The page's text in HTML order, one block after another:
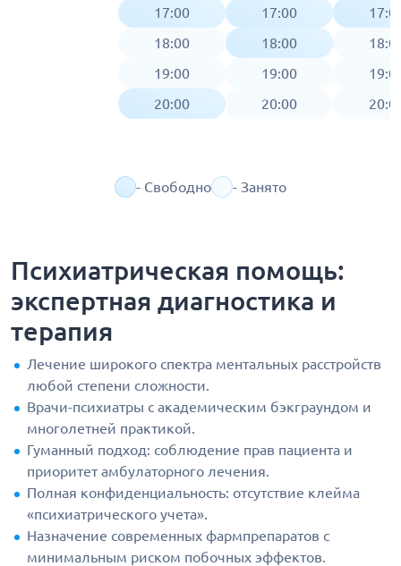
17:00
18:00
19:00
20:00
17:00
18:00
19:00
20:00
- Свободно - Занято
Психиатрическая помощь:
экспертная диагностика и
терапия
Лечение широкого спектра ментальных расстройств
любой степени сложности.
Врачи-психиатры с академическим бэкграундом и
многолетней практикой.
Гуманный подход: соблюдение прав пациента и
приоритет амбулаторного лечения.
Полная конфиденциальность: отсутствие клейма
«психиатрического учета».
Назначение современных фармпрепаратов с
минимальным риском побочных эффектов.